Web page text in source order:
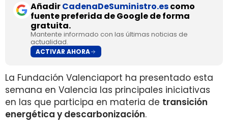
AñadirCadenaDeSuministro.escomo
fuente preferida de Google de forma
gratuita.
Mantente informado con las últimas noticias de
actualidad.
ACTIVAR AHORA
La Fundación Valenciaport ha presentado esta
semana en Valencia las principales iniciativas
en las que participa en materia de transición
energética y descarbonización.